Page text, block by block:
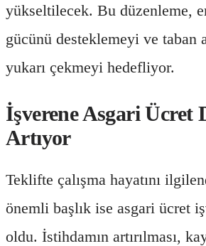
yükseltilecek. Bu düzenleme,
gücünü desteklemeyi ve taban
yukarı çekmeyi hedefliyor.
İşverene Asgari Ücret
Artıyor
Teklifte çalışma hayatını
önemli başlık ise asgari ücret
oldu. İstihdamın artırılması,